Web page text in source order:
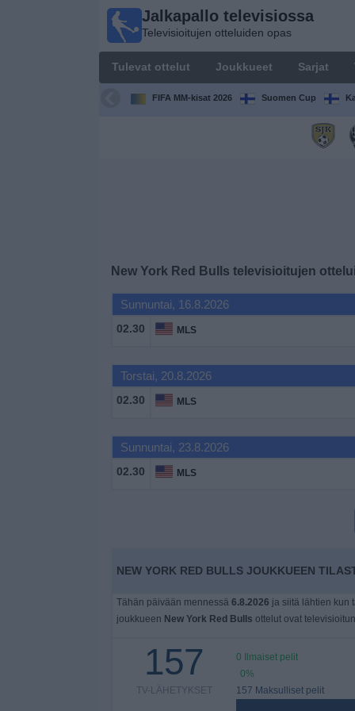
Jalkapallo televisiossa
Televisioitujen otteluiden opas
Tulevat ottelut Joukkueet Sarjat
FIFA MM-kisat 2026 Suomen Cup
New York Red Bulls televisioitujen
Sunnuntai, 16.8.2026
02.30 MLS
Torstai, 20.8.2026
02.30 MLS
Sunnuntai, 23.8.2026
02.30 MLS
NEW YORK RED BULLS JOUKKUEEN
Tähän päivään mennessä 6.8.2026 ja siitä lähtien kun
joukkueen New York Red Bulls ottelut ovat
157
TV-LÄHETYKSET
0 Ilmaiset pelit
0%
157 Maksulliset pelit
Jalkapallo
televisiossa
Televisioitujen
otteluiden opas